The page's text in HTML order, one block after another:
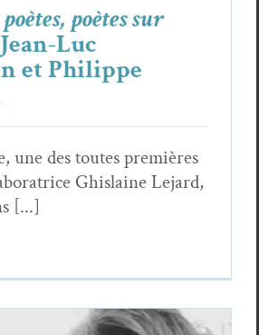
poètes sur
Luc
et Philippe
une des toutes premières
Ghislaine Lejard,
[...]